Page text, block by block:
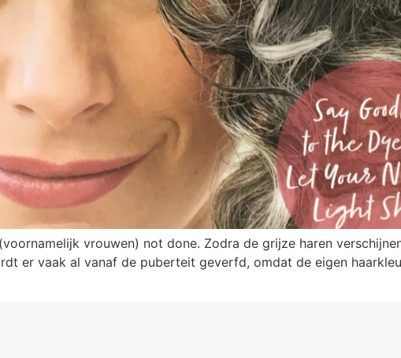
vrouwen) not done. Zodra de grijze haren
er vaak al vanaf de puberteit geverfd, omdat de eigen